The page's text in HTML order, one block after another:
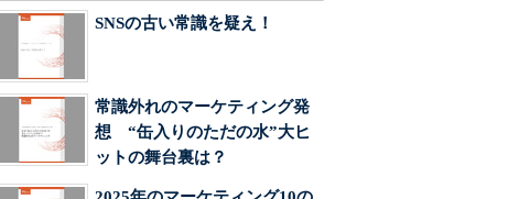
SNSの古い常識を疑え！
常識外れのマーケティング発
想 “缶入りのただの水”大ヒ
ットの舞台裏は？